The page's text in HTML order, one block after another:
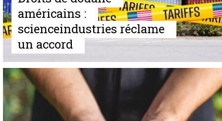
américains :
scienceindustries réclame
un accord